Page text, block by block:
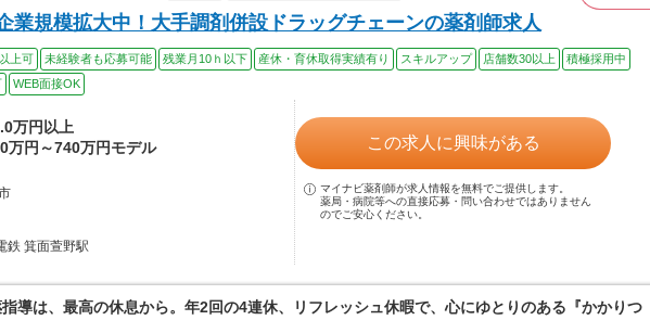
業規模拡大中！大手調剤併設ドラッグチェーンの薬剤師求人
上可 未経験者も応募可能 残業月10ｈ以下 産休・育休取得実績有り スキルアップ 店舗数30以上
積極採用中
WEB面接OK
万円以上
万円～740万円モデル
鉄 箕面萱野駅
この求人に興味がある
マイナビ薬剤師が求人情報を無料でご提供します。
薬局・病院等への直接応募・問い合わせではありません
のでご安心ください。
導は、最高の休息から。年2回の4連休、リフレッシュ休暇で、心にゆとりのある『かかりつ